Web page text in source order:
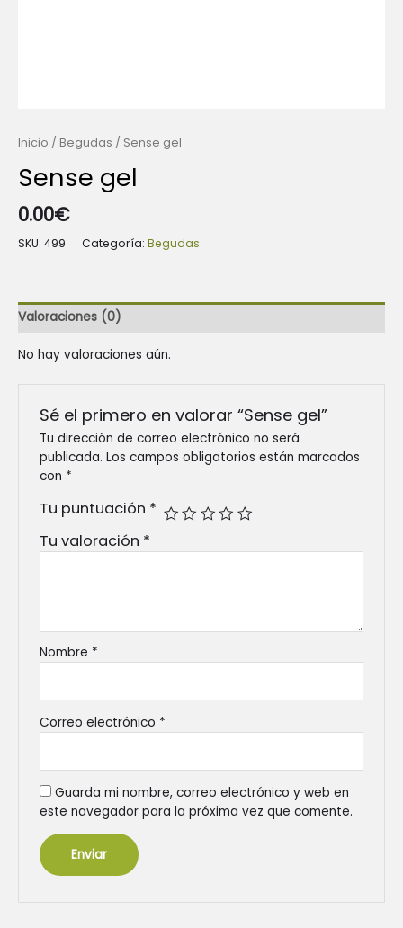
Inicio / Begudas / Sense gel
Sense gel
0.00€
SKU: 499 Categoría: Begudas
Valoraciones (0)
No hay valoraciones aún.
Sé el primero en valorar “Sense gel”
Tu dirección de correo electrónico no será
publicada. Los campos obligatorios están marcados
con *
Tu puntuación *
Tu valoración *
Nombre *
Correo electrónico *
Guarda mi nombre, correo electrónico y web en
este navegador para la próxima vez que comente.